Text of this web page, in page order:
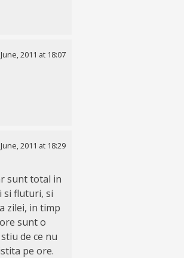
2011 at 18:07
2011 at 18:29
sunt total in
si fluturi, si
zilei, in timp
sunt o
de ce nu
pe ore.